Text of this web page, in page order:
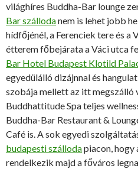
világhíres Buddha-Bar lounge
Bar szállodanem is lehet jobb
hídfőjénél, a Ferenciek tere és a
étterem főbejárata a Váci utca
Bar Hotel Budapest Klotild
egyedülálló dizájnnal és
szobája mellett az itt megszálló
Buddhattitude Spa teljes
Buddha-Bar Restaurant &
Café is. A sok egyedi
budapesti szállodapiacon, hogy
rendelkezik majd a főváros